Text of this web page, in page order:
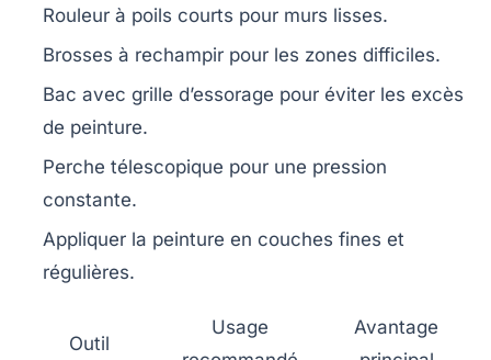
Rouleur à poils courts pour murs lisses.
Brosses à rechampir pour les zones difficiles.
Bac avec grille d’essorage pour éviter les excès
de peinture.
Perche télescopique pour une pression
constante.
Appliquer la peinture en couches fines et
régulières.
Outil
Usage
Avantage